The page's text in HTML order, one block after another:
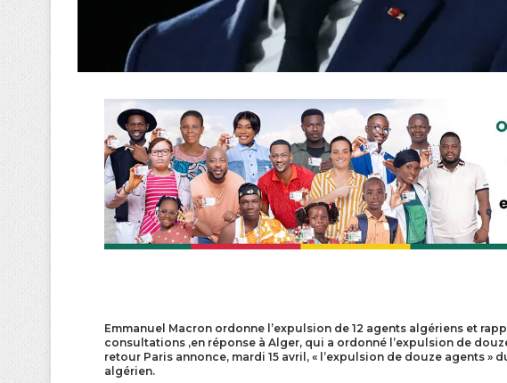
Emmanuel Macron ordonne l’expulsion de 12 agents algériens et
consultations ,en réponse à Alger, qui a ordonné l’expulsion de
retour Paris annonce, mardi 15 avril, « l’expulsion de douze agents
algérien.